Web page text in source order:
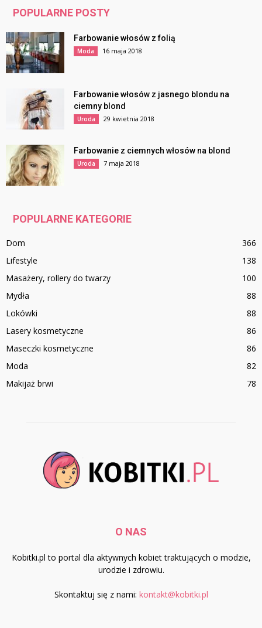
POPULARNE POSTY
Farbowanie włosów z folią
Moda 16 maja 2018
Farbowanie włosów z jasnego blondu na
ciemny blond
Uroda 29 kwietnia 2018
Farbowanie z ciemnych włosów na blond
Uroda 7 maja 2018
POPULARNE KATEGORIE
Dom
366
Lifestyle
138
Masażery, rollery do twarzy
100
Mydła
88
Lokówki
88
Lasery kosmetyczne
86
Maseczki kosmetyczne
86
Moda
82
Makijaż brwi
78
O NAS
Kobitki.pl to portal dla aktywnych kobiet traktujących o modzie,
urodzie i zdrowiu.
Skontaktuj się z nami: kontakt@kobitki.pl